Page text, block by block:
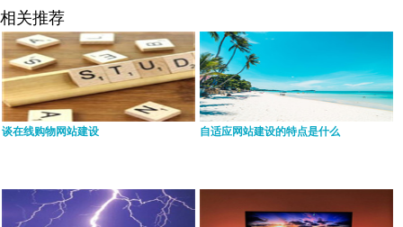
相关推荐
谈在线购物网站建设 自适应网站建设的特点是什么